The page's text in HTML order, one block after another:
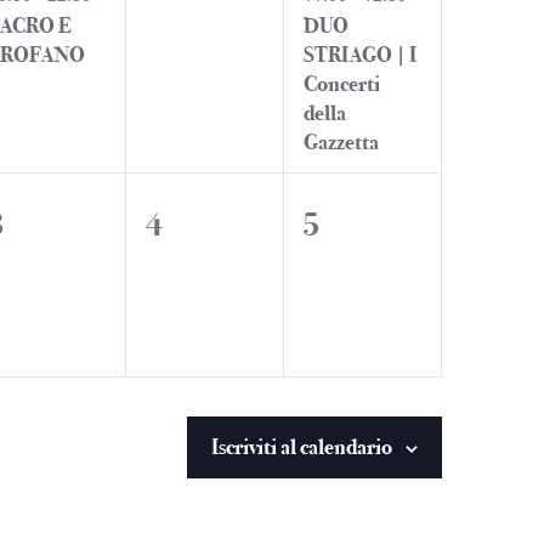
E
DUO
STRIAGO | I
Concerti
della
Gazzetta
0
4
0
5
Iscriviti al calendario